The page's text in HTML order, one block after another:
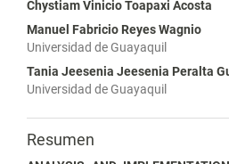
Chystiam Vinicio Toapaxi Acosta
Manuel Fabricio Reyes Wagnio
Universidad de Guayaquil
Tania Jeesenia Jeesenia Peralta
Universidad de Guayaquil
Resumen